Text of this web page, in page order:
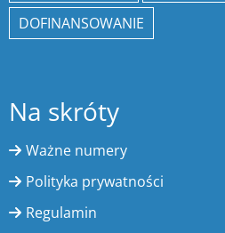
DOFINANSOWANIE
Na skróty
Ważne numery
Polityka prywatności
Regulamin